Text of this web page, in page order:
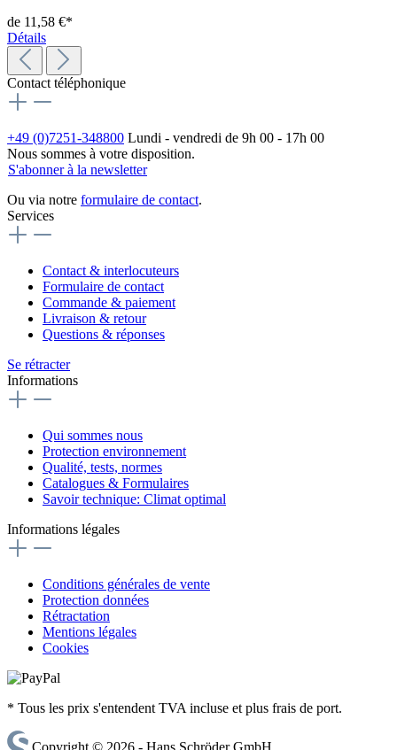
de 11,58 €*
Détails
Contact téléphonique
+49 (0)7251-348800 Lundi - vendredi de 9h 00 - 17h 00
Nous sommes à votre disposition.
S'abonner à la newsletter
Ou via notre formulaire de contact.
Services
Contact & interlocuteurs
Formulaire de contact
Commande & paiement
Livraison & retour
Questions & réponses
Se rétracter
Informations
Qui sommes nous
Protection environnement
Qualité, tests, normes
Catalogues & Formulaires
Savoir technique: Climat optimal
Informations légales
Conditions générales de vente
Protection données
Rétractation
Mentions légales
Cookies
* Tous les prix s'entendent TVA incluse et plus frais de port.
Copyright © 2026 - Hans Schröder GmbH